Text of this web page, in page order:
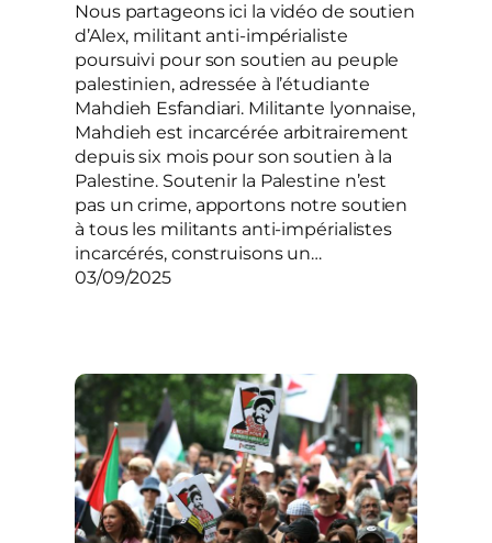
Nous partageons ici la vidéo de soutien
d’Alex, militant anti-impérialiste
poursuivi pour son soutien au peuple
palestinien, adressée à l’étudiante
Mahdieh Esfandiari. Militante lyonnaise,
Mahdieh est incarcérée arbitrairement
depuis six mois pour son soutien à la
Palestine. Soutenir la Palestine n’est
pas un crime, apportons notre soutien
à tous les militants anti-impérialistes
incarcérés, construisons un…
03/09/2025